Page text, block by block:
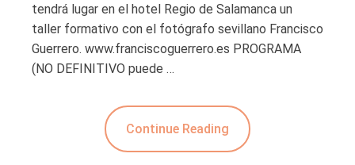
tendrá lugar en el hotel Regio de Salamanca un
taller formativo con el fotógrafo sevillano Francisco
Guerrero. www.franciscoguerrero.es PROGRAMA
(NO DEFINITIVO puede …
Continue Reading